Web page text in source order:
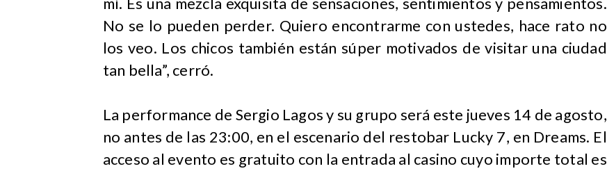
No se lo pueden perder. Quiero encontrarme con ustedes, hace rato no
los veo. Los chicos también están súper motivados de visitar una ciudad
tan bella”, cerró.
La performance de Sergio Lagos y su grupo será este jueves 14 de agosto,
no antes de las 23:00, en el escenario del restobar Lucky 7, en Dreams. El
acceso al evento es gratuito con la entrada al casino cuyo importe total es